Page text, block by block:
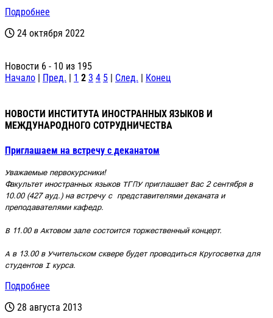
Подробнее
24 октября 2022
Новости 6 - 10 из 195
Начало | Пред. | 1 2 3 4 5 | След. | Конец
НОВОСТИ ИНСТИТУТА ИНОСТРАННЫХ ЯЗЫКОВ И
МЕЖДУНАРОДНОГО СОТРУДНИЧЕСТВА
Приглашаем на встречу с деканатом
Уважаемые первокурсники!
Факультет иностранных языков ТГПУ приглашает Вас 2 сентября в
10.00 (427 ауд.) на встречу с представителями деканата и
преподавателями кафедр.
В 11.00 в Актовом залесостоится торжественный концерт.
А в 13.00 в Учительском сквере будет проводиться Кругосветка для
студентов I курса.
Подробнее
28 августа 2013